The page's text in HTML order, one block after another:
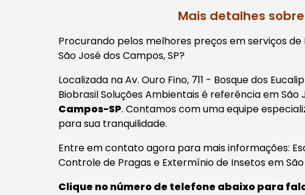
Mais detalhes
Procurando pelos melhores preços em serviços
São José dos Campos, SP?
Localizada na Av. Ouro Fino, 711 - Bosque dos
Biobrasil Soluções Ambientais é referência em São
Campos-SP. Contamos com uma equipe
para sua tranquilidade.
Entre em contato agora para mais informações:
Controle de Pragas e Extermínio de Insetos em São
Clique no número de telefone abaixo para